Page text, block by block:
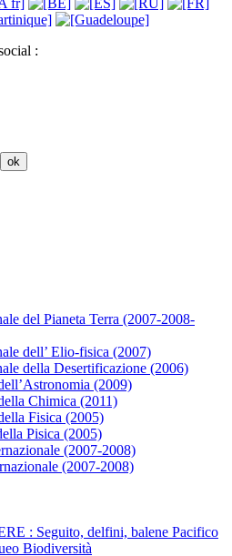
:
del Pianeta Terra (2007-2008-
dell’ Elio-fisica (2007)
della Desertificazione (2006)
(2009)
Chimica (2011)
Fisica (2005)
Pisica (2005)
(2007-2008)
(2007-2008)
: Seguito, delfini, balene Pacifico
Biodiversità